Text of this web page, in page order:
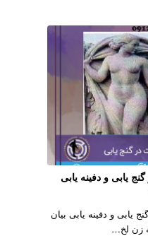
یابی و دفینه یابی
یابی و دفینه یابی بیان
زن لخ…